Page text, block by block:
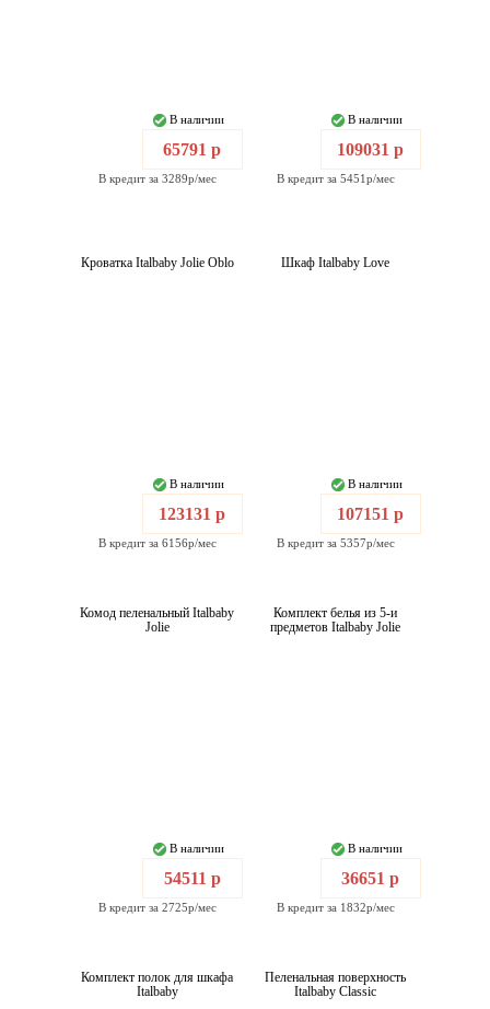
В наличии
65791 р
В кредит за 3289р/мес
В наличии
109031 р
В кредит за 5451р/мес
Кроватка Italbaby Jolie Oblo
В наличии
123131 р
В кредит за 6156р/мес
Шкаф Italbaby Love
В наличии
107151 р
В кредит за 5357р/мес
Комод пеленальный Italbaby
Jolie
В наличии
54511 р
В кредит за 2725р/мес
Комплект белья из 5-и
предметов Italbaby Jolie
В наличии
36651 р
В кредит за 1832р/мес
Комплект полок для шкафа
Italbaby
Пеленальная поверхность
Italbaby Classic